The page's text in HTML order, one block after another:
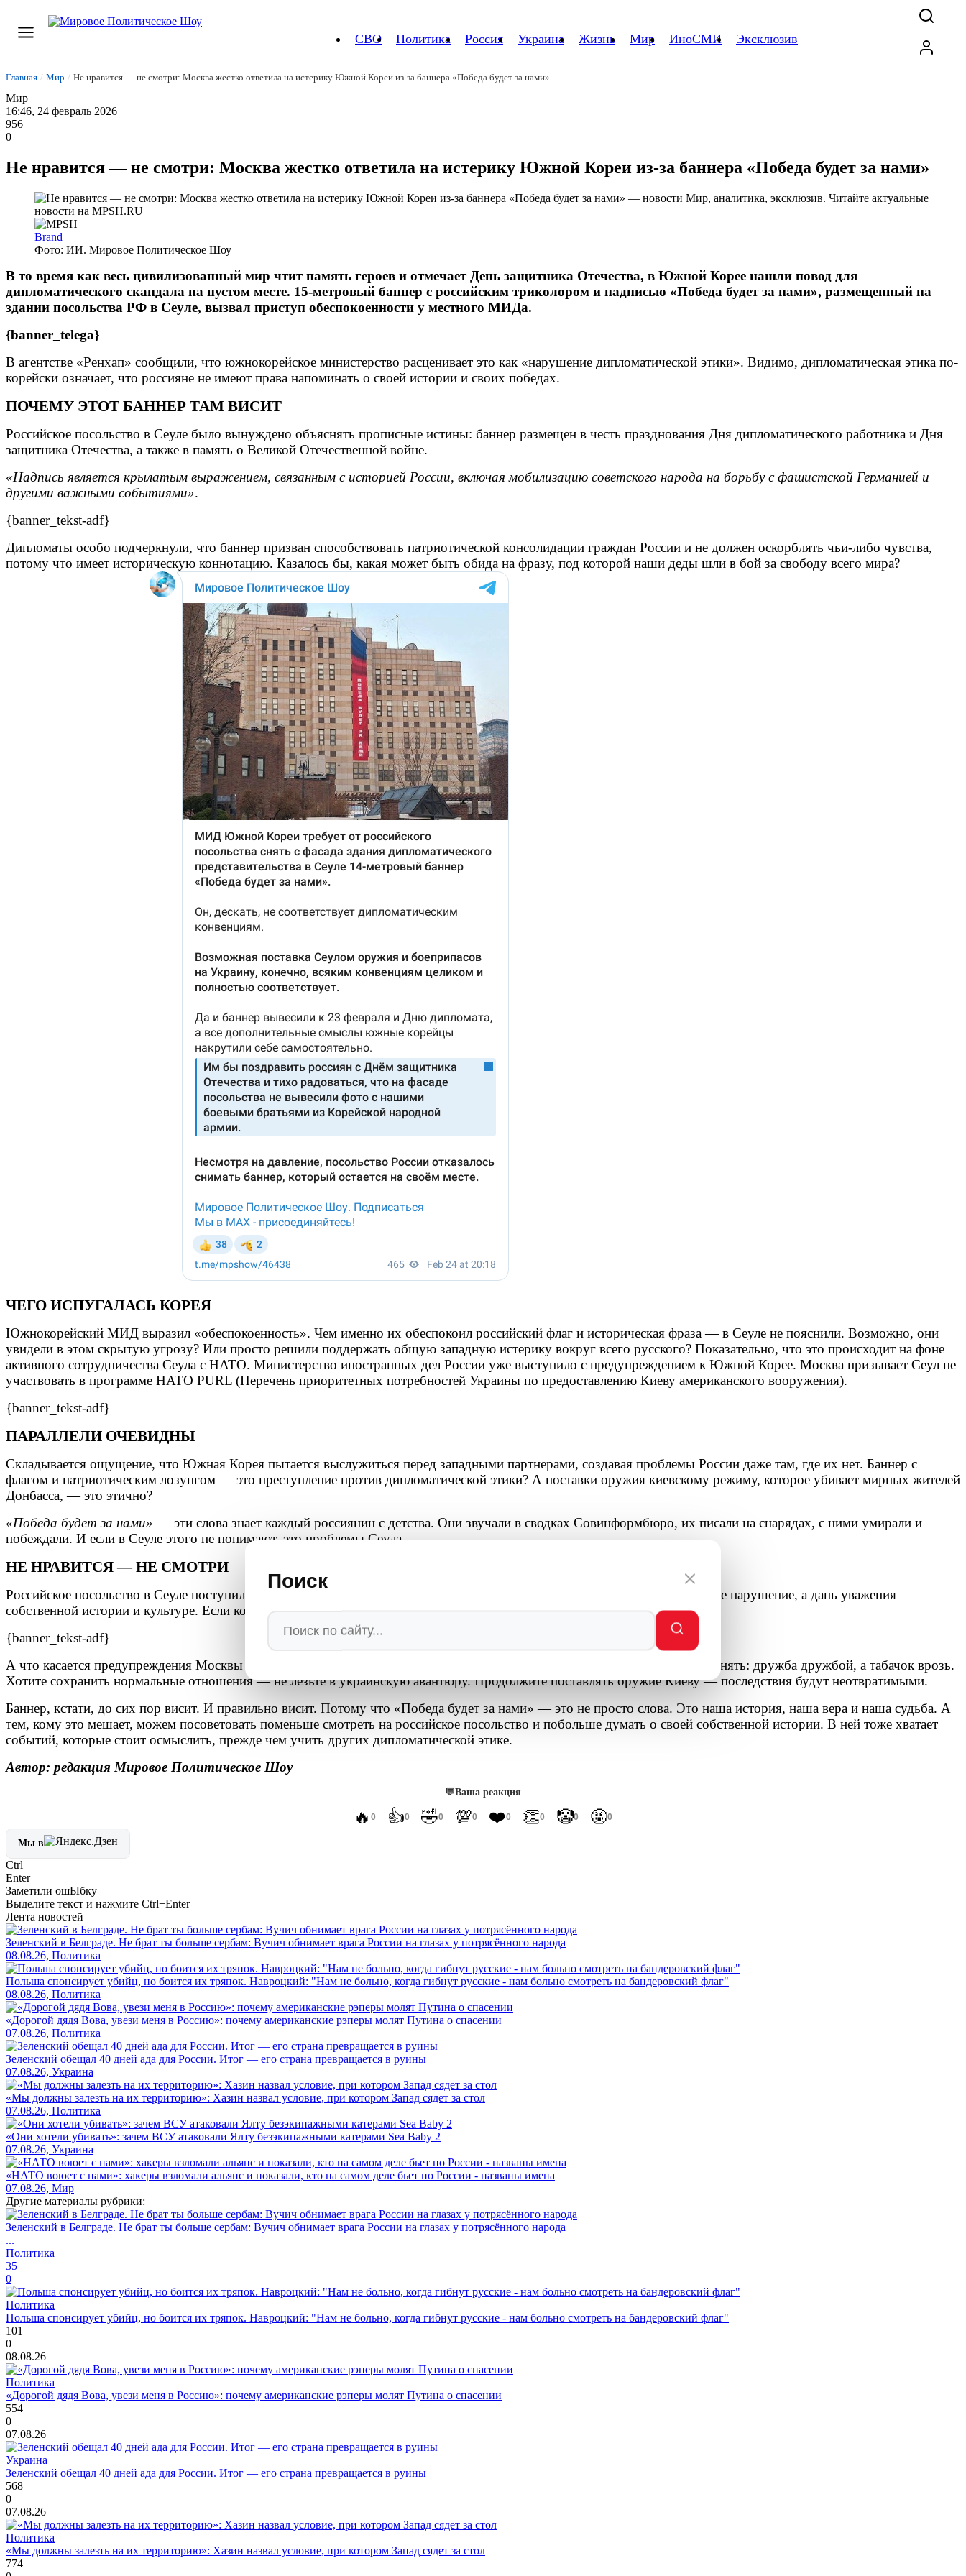
СВО Политика Россия Украина Жизнь Мир ИноСМИ Эксклюзив
Поиск
Главная / Мир / Не нравится — не смотри: Москва жестко ответила на истерику Южной Кореи из-за баннера «Победа будет за нами»
Мир
16:46, 24 февраль 2026
956
0
Не нравится — не смотри: Москва жестко ответила на истерику Южной Кореи из-за баннера «Победа будет за нами»
Brand
Фото: ИИ. Мировое Политическое Шоу
В то время как весь цивилизованный мир чтит память героев и отмечает День защитника Отечества, в Южной Корее нашли повод для
дипломатического скандала на пустом месте. 15-метровый баннер с российским триколором и надписью «Победа будет за нами», размещенный на
здании посольства РФ в Сеуле, вызвал приступ обеспокоенности у местного МИДа.
{banner_telega}
В агентстве «Ренхап» сообщили, что южнокорейское министерство расценивает это как «нарушение дипломатической этики». Видимо, дипломатическая этика по-
корейски означает, что россияне не имеют права напоминать о своей истории и своих победах.
ПОЧЕМУ ЭТОТ БАННЕР ТАМ ВИСИТ
Российское посольство в Сеуле было вынуждено объяснять прописные истины: баннер размещен в честь празднования Дня дипломатического работника и Дня
защитника Отечества, а также в память о Великой Отечественной войне.
«Надпись является крылатым выражением, связанным с историей России, включая мобилизацию советского народа на борьбу с фашистской Германией и
другими важными событиями».
{banner_tekst-adf}
Дипломаты особо подчеркнули, что баннер призван способствовать патриотической консолидации граждан России и не должен оскорблять чьи-либо чувства,
потому что имеет историческую коннотацию. Казалось бы, какая может быть обида на фразу, под которой наши деды шли в бой за свободу всего мира?
ЧЕГО ИСПУГАЛАСЬ КОРЕЯ
Южнокорейский МИД выразил «обеспокоенность». Чем именно их обеспокоил российский флаг и историческая фраза — в Сеуле не пояснили. Возможно, они
увидели в этом скрытую угрозу? Или просто решили поддержать общую западную истерику вокруг всего русского? Показательно, что это происходит на фоне
активного сотрудничества Сеула с НАТО. Министерство иностранных дел России уже выступило с предупреждением к Южной Корее. Москва призывает Сеул не
участвовать в программе НАТО PURL (Перечень приоритетных потребностей Украины по предоставлению Киеву американского вооружения).
{banner_tekst-adf}
ПАРАЛЛЕЛИ ОЧЕВИДНЫ
Складывается ощущение, что Южная Корея пытается выслужиться перед западными партнерами, создавая проблемы России даже там, где их нет. Баннер с
флагом и патриотическим лозунгом — это преступление против дипломатической этики? А поставки оружия киевскому режиму, которое убивает мирных жителей
Донбасса, — это этично?
«Победа будет за нами» — эти слова знает каждый россиянин с детства. Они звучали в сводках Совинформбюро, их писали на снарядах, с ними умирали и
побеждали. И если в Сеуле этого не понимают, это проблемы Сеула.
НЕ НРАВИТСЯ — НЕ СМОТРИ
Российское посольство в Сеуле поступило абсолютно правильно, разместив патриотический баннер. Это не провокация, не нарушение, а дань уважения
собственной истории и культуре. Если кого-то это оскорбляет — проблема в оскорбленном, а не в символе.
{banner_tekst-adf}
А что касается предупреждения Москвы по поводу участия в программе PURL — это уже серьезно. Россия четко дала понять: дружба дружбой, а табачок врозь.
Хотите сохранить нормальные отношения — не лезьте в украинскую авантюру. Продолжите поставлять оружие Киеву — последствия будут неотвратимыми.
Баннер, кстати, до сих пор висит. И правильно висит. Потому что «Победа будет за нами» — это не просто слова. Это наша история, наша вера и наша судьба. А
тем, кому это мешает, можем посоветовать поменьше смотреть на российское посольство и побольше думать о своей собственной истории. В ней тоже хватает
событий, которые стоит осмыслить, прежде чем учить других дипломатической этике.
Автор: редакция Мировое Политическое Шоу
💬Ваша реакция
🔥 0 👍0 🤣0 💯0 ❤️0 👏0 🤡0 🤬0
Мы в
Ctrl
Enter
Заметили ошЫбку
Выделите текст и нажмите Ctrl+Enter
Лента новостей
Зеленский в Белграде. Не брат ты больше сербам: Вучич обнимает врага России на глазах у потрясённого народа
08.08.26, Политика
Польша спонсирует убийц, но боится их тряпок. Навроцкий: "Нам не больно, когда гибнут русские - нам больно смотреть на бандеровский флаг"
08.08.26, Политика
«Дорогой дядя Вова, увези меня в Россию»: почему американские рэперы молят Путина о спасении
07.08.26, Политика
Зеленский обещал 40 дней ада для России. Итог — его страна превращается в руины
07.08.26, Украина
«Мы должны залезть на их территорию»: Хазин назвал условие, при котором Запад сядет за стол
07.08.26, Политика
«Они хотели убивать»: зачем ВСУ атаковали Ялту безэкипажными катерами Sea Baby 2
07.08.26, Украина
«НАТО воюет с нами»: хакеры взломали альянс и показали, кто на самом деле бьет по России - названы имена
07.08.26, Мир
Другие материалы рубрики:
Зеленский в Белграде. Не брат ты больше сербам: Вучич обнимает врага России на глазах у потрясённого народа
...
Политика
35
0
Политика
Польша спонсирует убийц, но боится их тряпок. Навроцкий: "Нам не больно, когда гибнут русские - нам больно смотреть на бандеровский флаг"
101
0
08.08.26
Политика
«Дорогой дядя Вова, увези меня в Россию»: почему американские рэперы молят Путина о спасении
554
0
07.08.26
Украина
Зеленский обещал 40 дней ада для России. Итог — его страна превращается в руины
568
0
07.08.26
Политика
«Мы должны залезть на их территорию»: Хазин назвал условие, при котором Запад сядет за стол
774